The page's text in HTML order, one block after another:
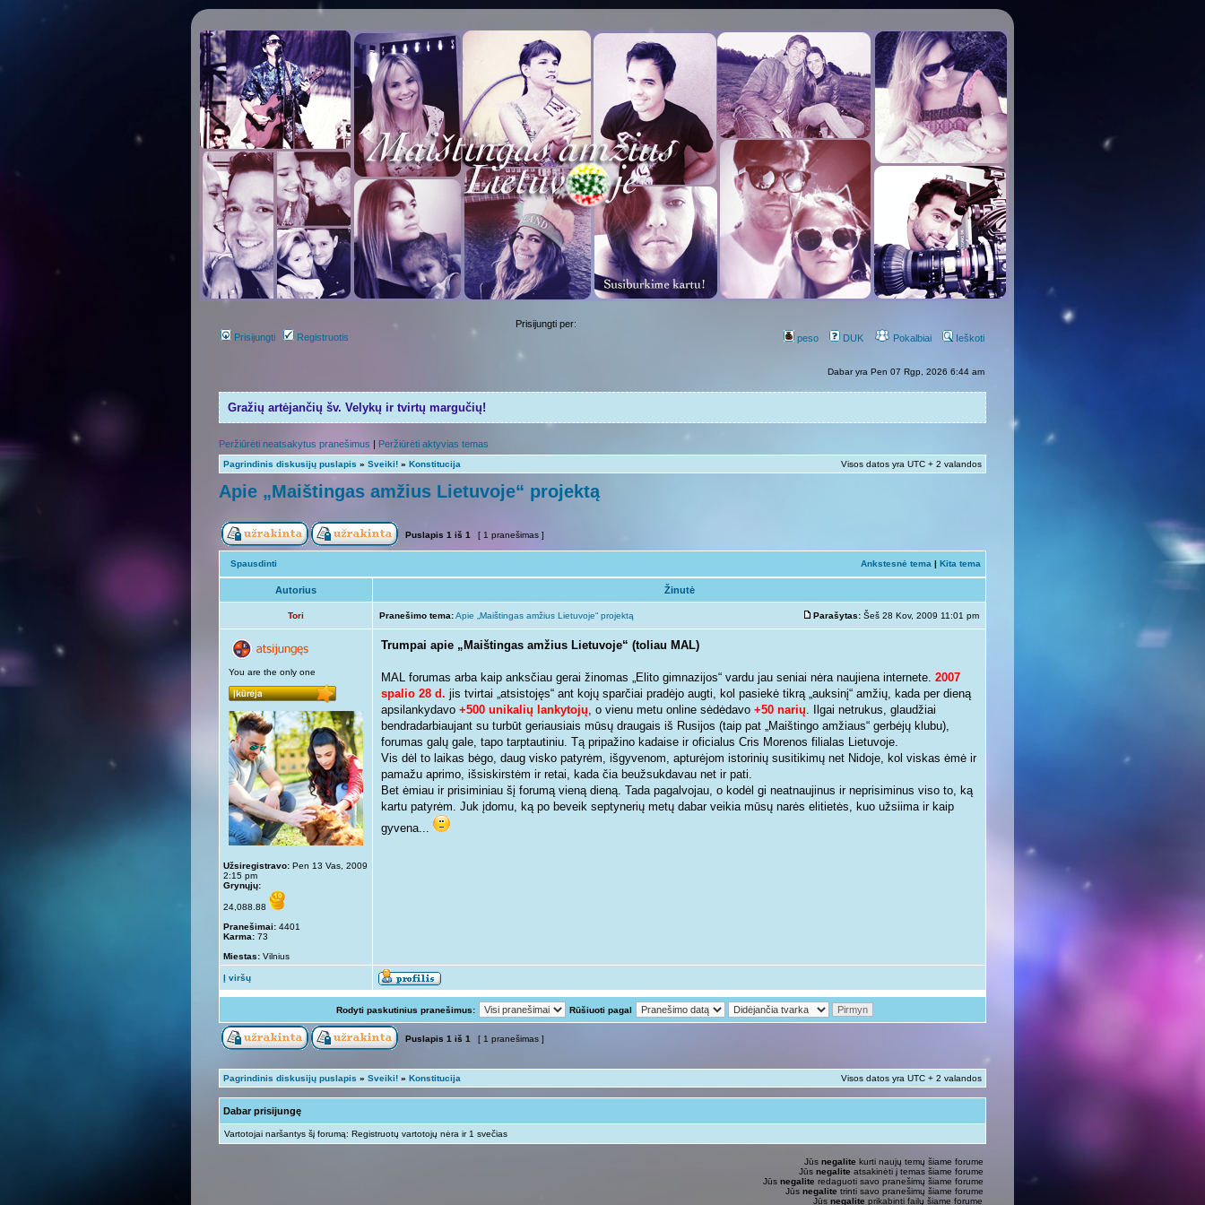
Prisijungti Registruotis
Prisijungti per:
peso
DUK Pokalbiai Ieškoti
Dabar yra Pen 07 Rgp, 2026 6:44 am
Gražių artėjančių šv. Velykų ir tvirtų margučių!
Peržiūrėti neatsakytus pranešimus | Peržiūrėti aktyvias temas
Pagrindinis diskusijų puslapis » Sveiki! » Konstitucija Visos datos yra UTC + 2 valandos
Apie „Maištingas amžius Lietuvoje“ projektą
Puslapis 1 iš 1 [ 1 pranešimas ]
Spausdinti Ankstesnė tema | Kita tema
Autorius Žinutė
Tori Pranešimo tema:Apie „Maištingas amžius Lietuvoje“ projektą Parašytas: Šeš 28 Kov, 2009 11:01 pm
You are the only one
Užsiregistravo: Pen 13 Vas, 2009
2:15 pm
Grynųjų:
24,088.88
Pranešimai: 4401
Karma: 73
Miestas: Vilnius
Trumpai apie „Maištingas amžius Lietuvoje“ (toliau MAL)
MAL forumas arba kaip anksčiau gerai žinomas „Elito gimnazijos“ vardu jau seniai nėra naujiena internete. 2007
spalio 28 d. jis tvirtai „atsistojęs“ ant kojų sparčiai pradėjo augti, kol pasiekė tikrą „auksinį“ amžių, kada per dieną
apsilankydavo +500 unikalių lankytojų, o vienu metu online sėdėdavo +50 narių. Ilgai netrukus, glaudžiai
bendradarbiaujant su turbūt geriausiais mūsų draugais iš Rusijos (taip pat „Maištingo amžiaus“ gerbėjų klubu),
forumas galų gale, tapo tarptautiniu. Tą pripažino kadaise ir oficialus Cris Morenos filialas Lietuvoje.
Vis dėl to laikas bėgo, daug visko patyrėm, išgyvenom, apturėjom istorinių susitikimų net Nidoje, kol viskas ėmė ir
pamažu aprimo, išsiskirstėm ir retai, kada čia beužsukdavau net ir pati.
Bet ėmiau ir prisiminiau šį forumą vieną dieną. Tada pagalvojau, o kodėl gi neatnaujinus ir neprisiminus viso to, ką
kartu patyrėm. Juk įdomu, ką po beveik septynerių metų dabar veikia mūsų narės elitietės, kuo užsiima ir kaip
gyvena...
Į viršų
Rodyti paskutinius pranešimus: Rūšiuoti pagal
Puslapis 1 iš 1 [ 1 pranešimas ]
Pagrindinis diskusijų puslapis » Sveiki! » Konstitucija Visos datos yra UTC + 2 valandos
Dabar prisijungę
Vartotojai naršantys šį forumą: Registruotų vartotojų nėra ir 1 svečias
Jūs negalite kurti naujų temų šiame forume
Jūs negalite atsakinėti į temas šiame forume
Jūs negalite redaguoti savo pranešimų šiame forume
Jūs negalite trinti savo pranešimų šiame forume
Jūs negalite prikabinti failų šiame forume